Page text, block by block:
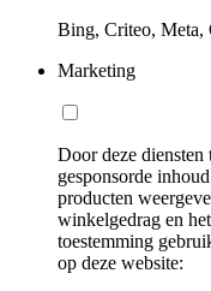
Bing, Criteo, Meta,
Marketing
Door deze diensten
gesponsorde
producten
winkelgedrag en
toestemming
op deze website: